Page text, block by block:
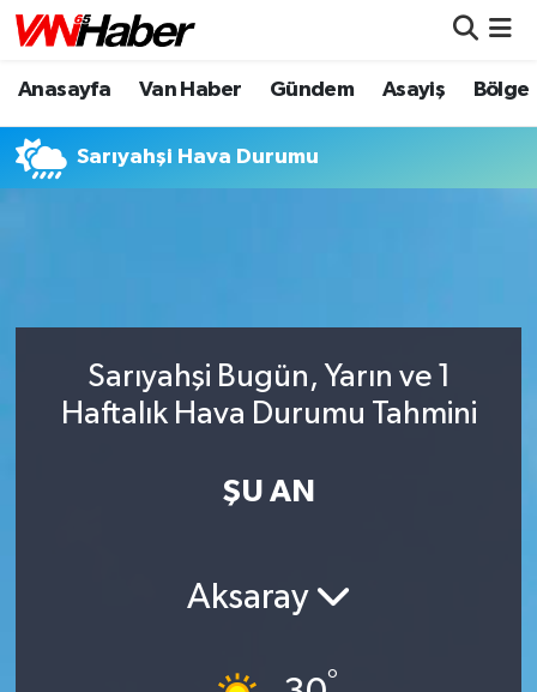
Anasayfa Van Haber Gündem Asayiş Bölge
Sarıyahşi Hava Durumu
Sarıyahşi Bugün, Yarın ve 1
Haftalık Hava Durumu Tahmini
ŞU AN
Aksaray
°
Nöbetçi Eczaneler
Hava Durumu
Son Dakika Haberleri